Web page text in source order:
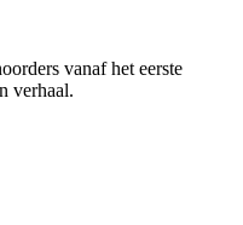
vanaf het eerste
verhaal.